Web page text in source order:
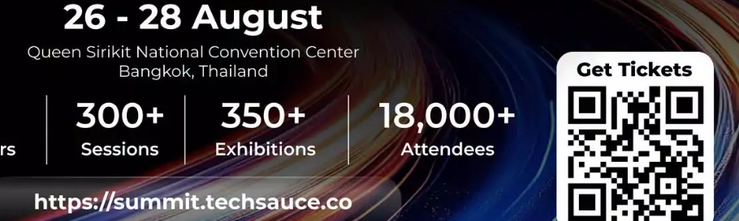
3 เรื่องที่ประเทศไทยต้อง Focus สร้างคน–
นวัตกรรม–ปฏิรูประบบราชการ เพื่อยกระดับขีดความ
สามารถประเทศ
นายอนุทิน ชาญวีรกูล นายกรัฐมนตรีและรัฐมนตรีว่าการ
กระทรวงมหาดไทย กล่าวปาฐกถาพิเศษในหัวข้อ “ฝ่าวิกฤติ
รับมือระเบียบโลกใหม่” ในงาน The INTANIA Forum...
สิงหาคม 6, 2026| ByTechsauce Team
0
News ประเทศไทย เศรษฐกิจไทย